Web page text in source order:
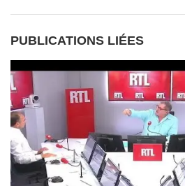
PUBLICATIONS LIÉES